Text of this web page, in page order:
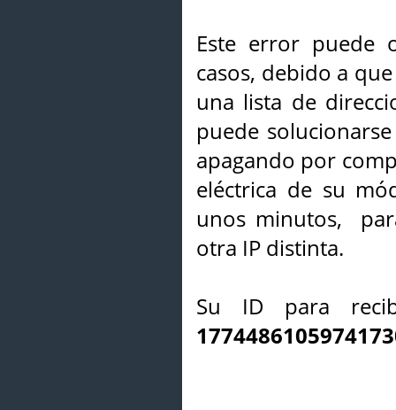
Este error puede
casos, debido a
una lista de
puede
apagando por
eléctrica de su
unos minutos,
otra IP distinta.
Su ID para